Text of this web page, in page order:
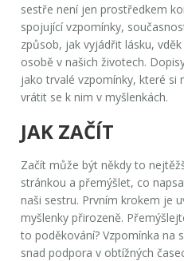
sestře není jen prostředkem
spojující vzpomínky,
způsob, jak vyjádřit lásku,
osobě v našich životech.
jako trvalé vzpomínky, které si
vrátit se k nim v myšlenkách.
JAK ZAČÍT
Začít může být někdy to
stránkou a přemýšlet, co
naši sestru. Prvním krokem je
myšlenky přirozeně.
to poděkování? Vzpomínka na
snad podpora v obtížných